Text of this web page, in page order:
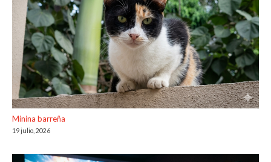
Minina barreña
19 julio, 2026